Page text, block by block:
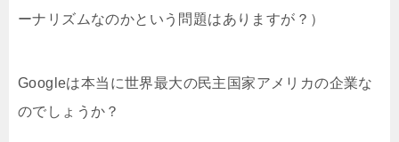
ーナリズムなのかという問題はありますが？）
Googleは本当に世界最大の民主国家アメリカの企業な
のでしょうか？